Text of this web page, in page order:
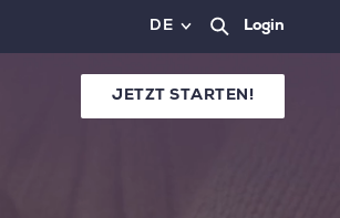
DE Login
JETZT STARTEN!